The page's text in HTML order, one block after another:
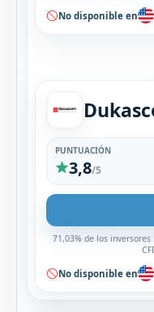
No disponible en
PUNTUACIÓN
3,8/5
71,03% de los
No disponible en